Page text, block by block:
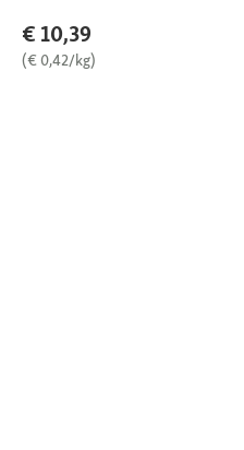
€ 10,39
(€ 0,42/kg)